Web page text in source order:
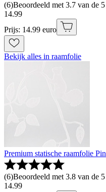
(6)Beoordeeld met 3.7 van de
14.99
Prijs: 14.99 euro
Bekijk alles in raamfolie
Premium statische raamfolie
(6)Beoordeeld met 3.8 van de
14.99